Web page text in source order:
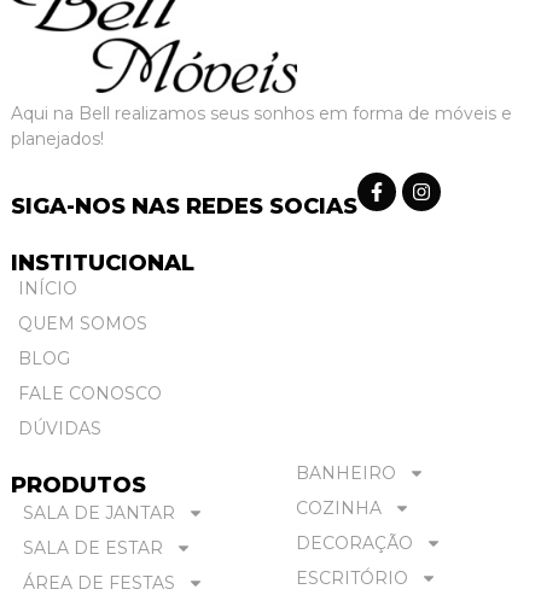
Aqui na Bell realizamos seus sonhos em forma de móveis e
planejados!
INSTITUCIONAL
INÍCIO
QUEM SOMOS
BLOG
FALE CONOSCO
DÚVIDAS
PRODUTOS
SALA DE JANTAR
SALA DE ESTAR
ÁREA DE FESTAS
BANHEIRO
COZINHA
DECORAÇÃO
ESCRITÓRIO
SIGA-NOS NAS REDES SOCIAS